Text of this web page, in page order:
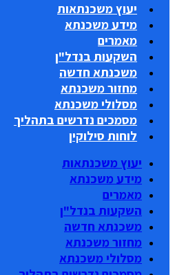
יעוץ משכנתאות
מידע משכנתא
מאמרים
השקעות בנדל"ן
משכנתא חדשה
מחזור משכנתא
מסלולי משכנתא
מסמכים נדרשים בתהליך
לוחות סילוקין
יעוץ משכנתאות
מידע משכנתא
מאמרים
השקעות בנדל"ן
משכנתא חדשה
מחזור משכנתא
מסלולי משכנתא